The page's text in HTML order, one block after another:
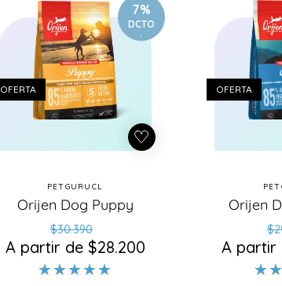
7%
DCTO
.
OFERTA
Proveedor:
PETGURUCL
Orijen Dog Puppy
Precio
habitual
$30.390Precio
de
oferta
A partir de $28.200
OFERTA
Orijen
A partir